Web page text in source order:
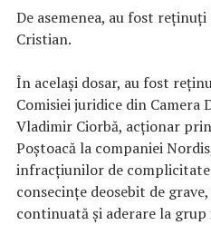
De asemenea, au fost
Cristian.
În același dosar, au fost
Comisiei juridice din Camera
Vladimir Ciorbă, acționar
Poștoacă la companiei
infracțiunilor de complicitate
consecințe deosebit de
continuată și aderare la